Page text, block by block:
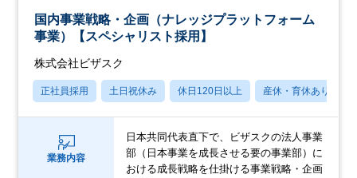
国内事業戦略・企画（ナレッジプラットフォーム
事業）【スペシャリスト採用】
株式会社ビザスク
正社員採用 土日祝休み 休日120日以上 産休・育休あり
業務内容
日本共同代表直下で、ビザスクの法人事業
部（日本事業を成長させる要の事業部）に
おける成長戦略を仕掛ける事業戦略・企画